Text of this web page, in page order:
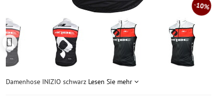
10%
Damenhose INIZIO schwarz Lesen Sie mehr